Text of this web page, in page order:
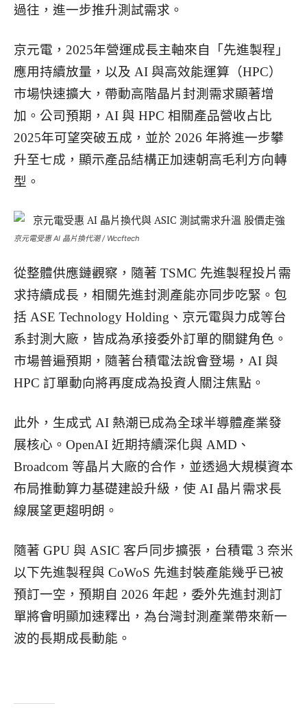
過往，進一步推升測試需求。
京元電，2025年營運成長主軸來自「先進製程」
應用持續放量，以及 AI 與高效能運算（HPC）
市場快速擴大，帶動高階晶片封測需求顯著增
加。公司預期，AI 與 HPC 相關產品營收占比
2025年可望突破五成，並於 2026 年將進一步攀
升至七成，顯示產品結構正加速朝高毛利方向轉
型。
京元電受惠 AI 晶片換代潮 / Wccftech
從整體供應鏈觀察，隨著 TSMC 先進製程投片需
求持續成長，相關先進封測產能亦同步吃緊。包
括 ASE Technology Holding、京元電與力成等台
系封測大廠，皆成為承接委外訂單的關鍵角色。
市場普遍預期，隨著台積電法說會登場，AI 與
HPC 訂單動向將再度成為投資人關注焦點。
此外，生成式 AI 熱潮已成為全球半導體產業發
展核心。OpenAI 近期持續深化與 AMD、
Broadcom 等晶片大廠的合作，並透過大規模資本
布局推動算力基礎建設升級，使 AI 晶片需求長
線展望更趨明朗。
隨著 GPU 與 ASIC 客戶同步擴張，台積電 3 奈米
以下先進製程與 CoWoS 先進封裝產能幾乎已被
預訂一空，預期自 2026 年起，委外先進封測訂
單將會明顯加速釋出，為台灣封測產業帶來新一
波的長期成長動能。